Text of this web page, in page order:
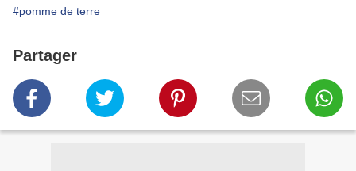
#pomme de terre
Partager